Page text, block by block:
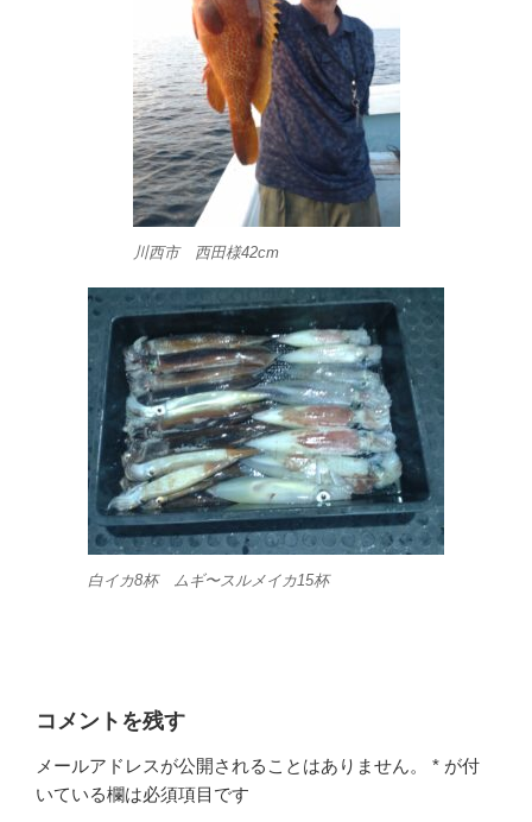
川西市 西田様42cm
白イカ8杯 ムギ〜スルメイカ15杯
コメントを残す
メールアドレスが公開されることはありません。 * が付
いている欄は必須項目です